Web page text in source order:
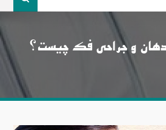
برای:
دهان و جراحی فک چیست؟